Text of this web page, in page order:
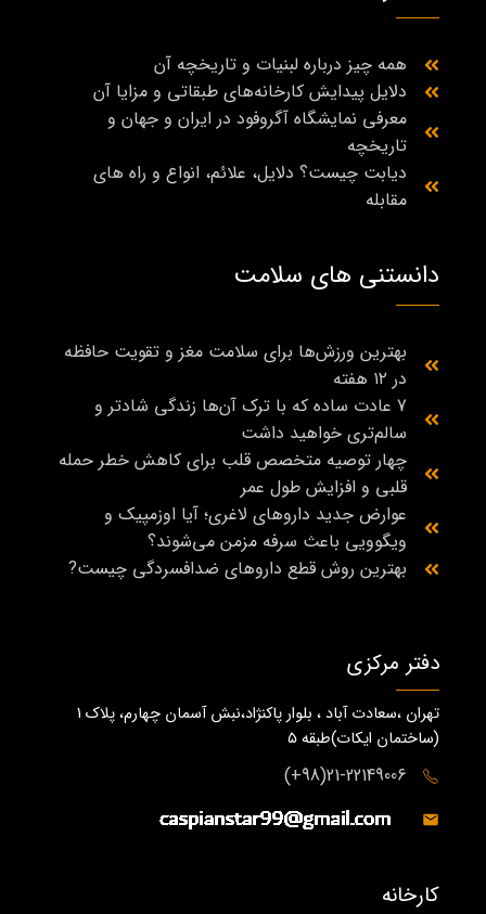
همه چیز درباره لبنیات و تاریخچه آن
دلایل پیدایش کارخانه‌های طبقاتی و مزایا آن
معرفی نمایشگاه آگروفود در ایران و جهان و
تاریخچه
دیابت چیست؟ دلایل، علائم، انواع و راه‌ های
مقابله
دانستنی های سلامت
بهترین ورزش‌ها برای سلامت مغز و تقویت حافظه
در ۱۲ هفته
7 عادت ساده که با ترک آن‌ها زندگی شادتر و
سالم‌تری خواهید داشت
چهار توصیه متخصص قلب برای کاهش خطر حمله
قلبی و افزایش طول عمر
عوارض جدید داروهای لاغری؛ آیا اوزمپیک و
ویگوویی باعث سرفه مزمن می‌شوند؟
بهترین روش قطع داروهای ضدافسردگی چیست?
دفتر مرکزی
تهران ،سعادت آباد ، بلوار پاکنژاد،نبش آسمان چهارم، پلاک 1
(ساختمان ايكات)طبقه ٥
21-22149006(98+)
کارخانه